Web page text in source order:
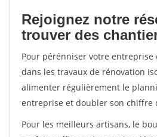
Rejoignez notre
trouver des
Pour pérénniser votre
dans les travaux de rénovation
alimenter régulièrement le
entreprise et doubler son chiffre
Pour les meilleurs artisans, le